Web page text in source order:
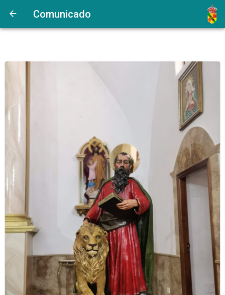
Comunicado